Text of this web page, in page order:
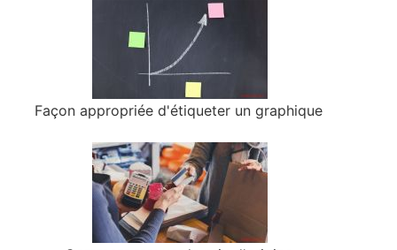
Façon appropriée d'étiqueter un graphique